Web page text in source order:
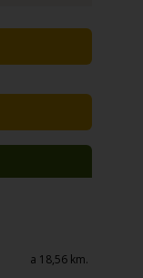
a 18,56 km.